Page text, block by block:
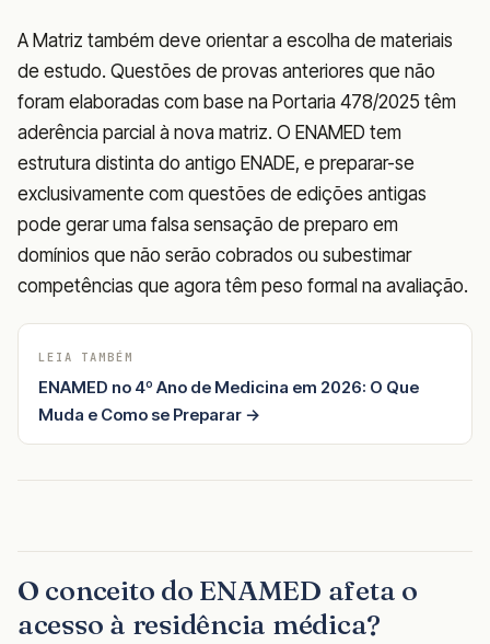
A Matriz também deve orientar a escolha de materiais
de estudo. Questões de provas anteriores que não
foram elaboradas com base na Portaria 478/2025 têm
aderência parcial à nova matriz. O ENAMED tem
estrutura distinta do antigo ENADE, e preparar-se
exclusivamente com questões de edições antigas
pode gerar uma falsa sensação de preparo em
domínios que não serão cobrados ou subestimar
competências que agora têm peso formal na avaliação.
LEIA TAMBÉM
ENAMED no 4º Ano de Medicina em 2026: O Que
Muda e Como se Preparar →
O conceito do ENAMED afeta o
acesso à residência médica?